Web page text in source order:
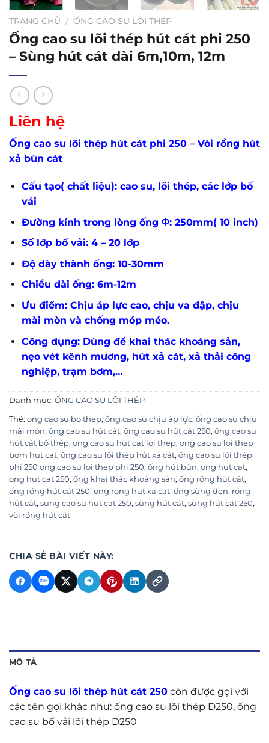
TRANG CHỦ / ỐNG CAO SU LÕI THÉP
Ống cao su lõi thép hút cát phi 250
– Sùng hút cát dài 6m,10m, 12m
Liên hệ
Ống cao su lõi thép hút cát phi 250 – Vòi rồng hút
xả bùn cát
Cấu tạo( chất liệu): cao su, lõi thép, các lớp bố
vải
Đường kính trong lòng ống Φ: 250mm( 10 inch)
Số lớp bố vải: 4 – 20 lớp
Độ dày thành ống: 10-30mm
Chiều dài ống: 6m-12m
Ưu điểm: Chịu áp lực cao, chịu va đập, chịu
mài mòn và chống móp méo.
Công dụng: Dùng để khai thác khoáng sản,
nẹo vét kênh mương, hút xả cát, xả thải công
nghiệp, trạm bơm,…
Danh mục: ỐNG CAO SU LÕI THÉP
Thẻ: ong cao su bo thep, ống cao su chịu áp lực, ống cao su chịu
mài mòn, ống cao su hút cát, ống cao su hút cát 250, ống cao su
hút cát bố thép, ong cao su hut cat loi thep, ong cao su loi thep
bom hut cat, ống cao su lõi thép hút xả cát, ống cao su lõi thép
phi 250 ong cao su loi thep phi 250, ống hút bùn, ong hut cat,
ong hut cat 250, ống khai thác khoáng sản, ống rồng hút cát,
ống rồng hút cát 250, ong rong hut xa cat, ống sùng đen, rồng
hút cát, sung cao su hut cat 250, sùng hút cát, sùng hút cát 250,
vòi rồng hút cát
CHIA SẺ BÀI VIẾT NÀY:
MÔ TẢ
Ống cao su lõi thép hút cát 250 còn được gọi với
các tên gọi khác như: ống cao su lõi thép D250, ống
cao su bố vải lõi thép D250